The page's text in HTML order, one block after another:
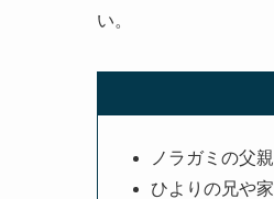
い。
ノラガミの父
ひよりの兄や